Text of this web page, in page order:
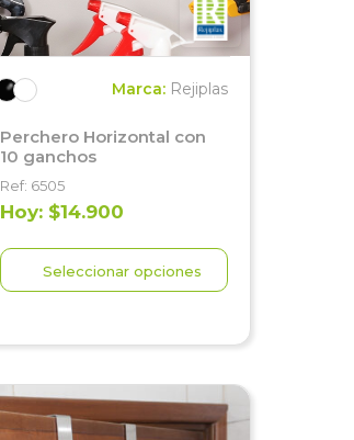
Marca: Rejiplas
Perchero Horizontal con
10 ganchos
Ref: 6505
Hoy: $14.900
Seleccionar opciones